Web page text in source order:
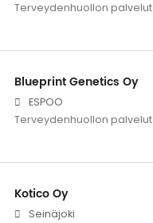
Terveydenhuollon palvelut
Blueprint Genetics Oy
ESPOO
Terveydenhuollon palvelut
Kotico Oy
Seinäjoki